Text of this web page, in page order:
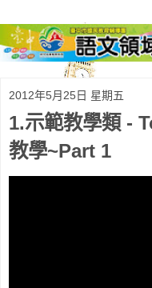
2012年5月25日 星期五
1.示範教學類 -
教學~Part 1